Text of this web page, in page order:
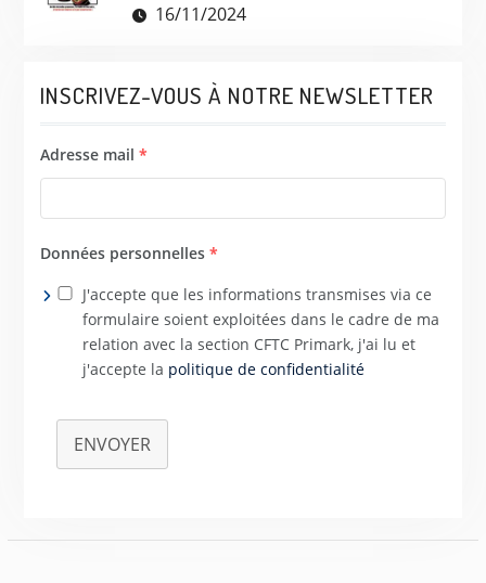
16/11/2024
INSCRIVEZ-VOUS À NOTRE NEWSLETTER
Adresse mail *
Données personnelles *
J'accepte que les informations transmises via ce
formulaire soient exploitées dans le cadre de ma
relation avec la section CFTC Primark, j'ai lu et
j'accepte la politique de confidentialité
ENVOYER